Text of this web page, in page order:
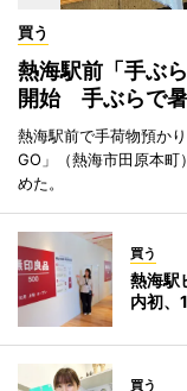
買う
熱海駅前「手ぶ
開始 手ぶらで
熱海駅前で手荷物預か
GO」（熱海市田原本町
めた。
買う
熱海駅
内初、
買う